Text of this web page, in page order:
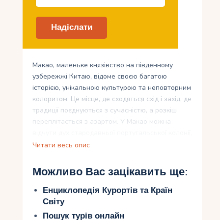
Макао, маленьке князівство на південному
узбережжі Китаю, відоме своєю багатою
історією, унікальною культурою та неповторним
колоритом. Це місце, де сходяться схід і захід, де
традиції поєднуються з сучасністю, а розкіш
переплітається з азартом. У Макао можна
побачити найвизначніші пам’ятки, насолодитися
скуштувати неповторну маканську кухню. А для
справжніх дослідників у цьому мальовничому
куточку приховано безліч секретних місць.
Приголомшлива Макао чекає на своїх
відвідувачів з великим бажанням подарувати
Читати весь опис
Можливо Вас зацікавить ще:
Енциклопедія Курортів та Країн
Світу
Пошук турів онлайн